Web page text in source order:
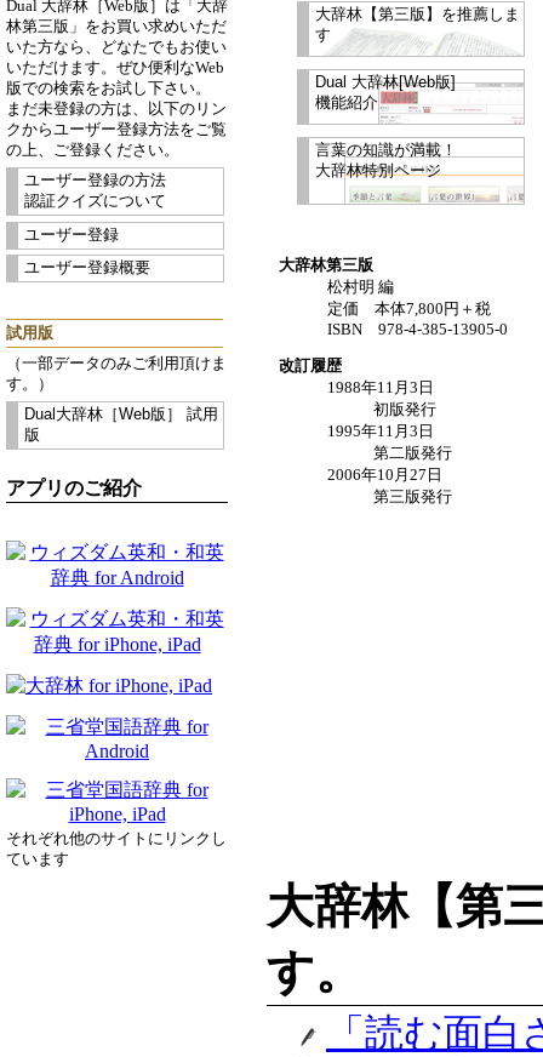
Dual 大辞林［Web版］は「大辞
林第三版」をお買い求めいただ
いた方なら、どなたでもお使い
いただけます。ぜひ便利なWeb
版での検索をお試し下さい。
まだ未登録の方は、以下のリン
クからユーザー登録方法をご覧
の上、ご登録ください。
ユーザー登録の方法
認証クイズについて
ユーザー登録
ユーザー登録概要
試用版
（一部データのみご利用頂けま
す。）
Dual大辞林［Web版］ 試用
版
アプリのご紹介
それぞれ他のサイトにリンクし
ています
大辞林【第三版】を推薦しま
す
Dual 大辞林[Web版]
機能紹介
言葉の知識が満載！
大辞林特別ページ
大辞林第三版
松村明 編
定価 本体7,800円＋税
ISBN 978-4-385-13905-0
改訂履歴
1988年11月3日
初版発行
1995年11月3日
第二版発行
2006年10月27日
第三版発行
大辞林【第
す。
「読む面